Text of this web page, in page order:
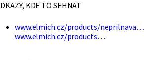
KDE TO SEHNAT
www.elmich.cz/products/neprilnava…
www.elmich.cz/products…